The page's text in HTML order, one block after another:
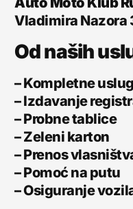
Vladimira Nazora
Od naših
– Kompletne
– Izdavanje
– Probne tablice
– Zeleni karton
– Prenos
– Pomoć na putu
– Osiguranje